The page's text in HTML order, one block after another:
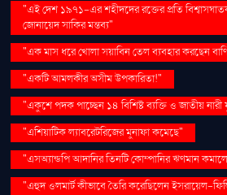
"এই দেশ ১৯৭১-এর শহীদদের রক্তের প্রতি
জোনায়েদ সাকির মন্তব্য"
"এক মাস ধরে খোলা সয়াবিন তেল ব্যবহার করছেন
"একটি আমলকীর অসীম উপকারিতা!"
"একুশে পদক পাচ্ছেন ১৪ বিশিষ্ট ব্যক্তি ও জাতীয়
"এশিয়াটিক ল্যাবরেটরিজের মুনাফা কমেছে"
"এসঅ্যান্ডপি আদানির তিনটি কোম্পানির ঋণমান
"এহুদ ওলমার্ট কীভাবে তৈরি করেছিলেন ইসরায়েল-